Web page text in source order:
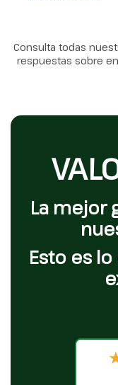
Consulta todas
respuestas sobre
La mejor
Esto es